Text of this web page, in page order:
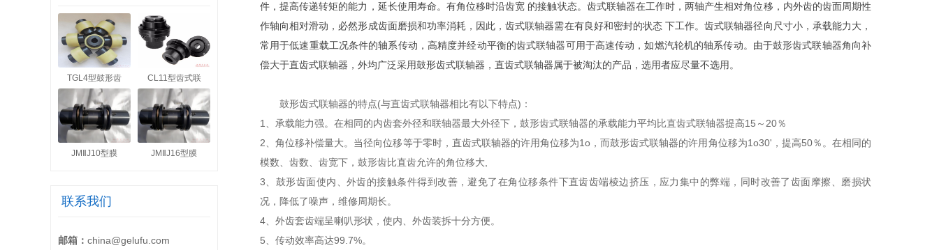
TGL4型鼓形齿 CL11型齿式联
JMⅡJ10型膜 JMⅡJ16型膜
联系我们
邮箱： china@gelufu.com
件，提高传递转矩的能力，延长使用寿命。有角位移时沿齿宽 的接触状态。齿式联轴器在工作时，两轴产生相对角位移，内外齿的齿面周期性
作轴向相对滑动，必然形成齿面磨损和功率消耗，因此，齿式联轴器需在有良好和密封的状态 下工作。齿式联轴器径向尺寸小，承载能力大，
常用于低速重载工况条件的轴系传动，高精度并经动平衡的齿式联轴器可用于高速传动，如燃汽轮机的轴系传动。由于鼓形齿式联轴器角向补
偿大于直齿式联轴器，外均广泛采用鼓形齿式联轴器，直齿式联轴器属于被淘汰的产品，选用者应尽量不选用。
鼓形齿式联轴器的特点(与直齿式联轴器相比有以下特点)：
1、承载能力强。在相同的内齿套外径和联轴器最大外径下，鼓形齿式联轴器的承载能力平均比直齿式联轴器提高15～20％
2、角位移补偿量大。当径向位移等于零时，直齿式联轴器的许用角位移为1o，而鼓形齿式联轴器的许用角位移为1o30'，提高50％。在相同的
模数、齿数、齿宽下，鼓形齿比直齿允许的角位移大,
3、鼓形齿面使内、外齿的接触条件得到改善，避免了在角位移条件下直齿齿端棱边挤压，应力集中的弊端，同时改善了齿面摩擦、磨损状
况，降低了噪声，维修周期长。
4、外齿套齿端呈喇叭形状，使内、外齿装拆十分方便。
5、传动效率高达99.7%。